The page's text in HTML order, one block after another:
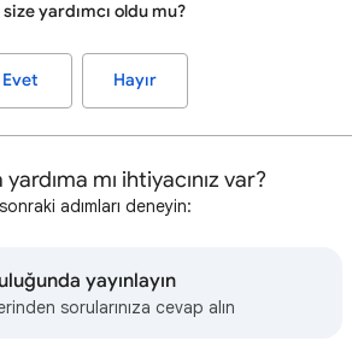
size yardımcı oldu mu?
Evet Hayır
mı ihtiyacınız var?
adımları deneyin:
yayınlayın
sorularınıza cevap alın